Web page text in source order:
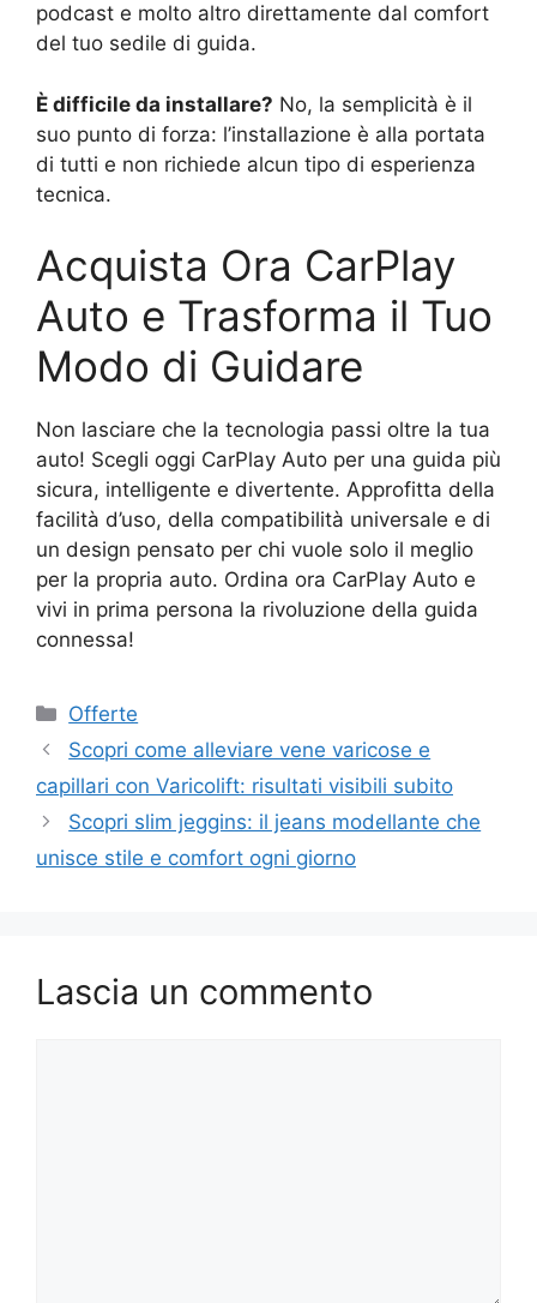
podcast e molto altro direttamente dal comfort
del tuo sedile di guida.
È difficile da installare? No, la semplicità è il
suo punto di forza: l’installazione è alla portata
di tutti e non richiede alcun tipo di esperienza
tecnica.
Acquista Ora CarPlay
Auto e Trasforma il Tuo
Modo di Guidare
Non lasciare che la tecnologia passi oltre la tua
auto! Scegli oggi CarPlay Auto per una guida più
sicura, intelligente e divertente. Approfitta della
facilità d’uso, della compatibilità universale e di
un design pensato per chi vuole solo il meglio
per la propria auto. Ordina ora CarPlay Auto e
vivi in prima persona la rivoluzione della guida
connessa!
Categorie
Offerte
Scopri come alleviare vene varicose e
capillari con Varicolift: risultati visibili subito
Scopri slim jeggins: il jeans modellante che
unisce stile e comfort ogni giorno
Lascia un commento